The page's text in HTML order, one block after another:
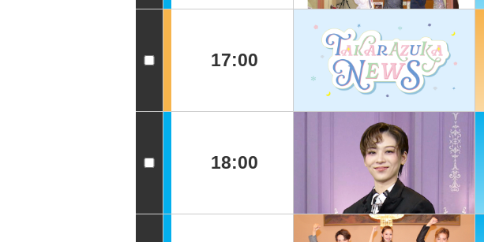
17:00
18:00